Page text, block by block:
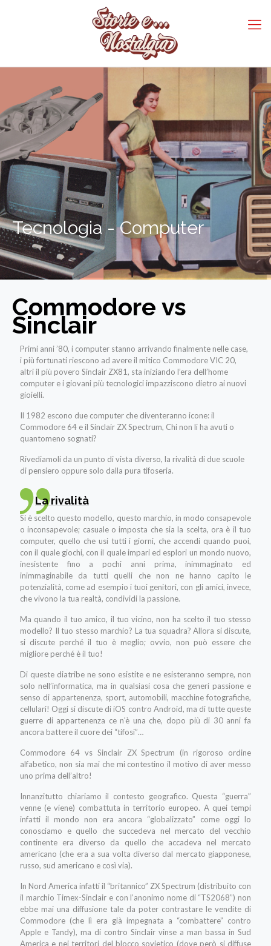
Tecnologia - Computer
Commodore vs
Sinclair
Primi anni ’80, i computer stanno arrivando finalmente nelle case,
i più fortunati riescono ad avere il mitico Commodore VIC 20,
altri il più povero Sinclair ZX81, sta iniziando l’era dell’home
computer e i giovani più tecnologici impazziscono dietro ai nuovi
gioielli.
Il 1982 escono due computer che diventeranno icone: il
Commodore 64 e il Sinclair ZX Spectrum, Chi non li ha avuti o
quantomeno sognati?
Rivediamoli da un punto di vista diverso, la rivalità di due scuole
di pensiero oppure solo dalla pura tifoseria.
La rivalità
Si è scelto questo modello, questo marchio, in modo consapevole
o inconsapevole; casuale o imposta che sia la scelta, ora è il tuo
computer, quello che usi tutti i giorni, che accendi quando puoi,
con il quale giochi, con il quale impari ed esplori un mondo nuovo,
inesistente fino a pochi anni prima, inimmaginato ed
inimmaginabile da tutti quelli che non ne hanno capito le
potenzialità, come ad esempio i tuoi genitori, con gli amici, invece,
che vivono la tua realtà, condividi la passione.
Ma quando il tuo amico, il tuo vicino, non ha scelto il tuo stesso
modello? Il tuo stesso marchio? La tua squadra? Allora si discute,
si discute perché il tuo è meglio; ovvio, non può essere che
migliore perché è il tuo!
Di queste diatribe ne sono esistite e ne esisteranno sempre, non
solo nell’informatica, ma in qualsiasi cosa che generi passione e
senso di appartenenza, sport, automobili, macchine fotografiche,
cellulari! Oggi si discute di iOS contro Android, ma di tutte queste
guerre di appartenenza ce n'è una che, dopo più di 30 anni fa
ancora battere il cuore dei “tifosi”…
Commodore 64 vs Sinclair ZX Spectrum (in rigoroso ordine
alfabetico, non sia mai che mi contestino il motivo di aver messo
uno prima dell’altro!
Innanzitutto chiariamo il contesto geografico. Questa “guerra”
venne (e viene) combattuta in territorio europeo. A quei tempi
infatti il mondo non era ancora “globalizzato” come oggi lo
conosciamo e quello che succedeva nel mercato del vecchio
continente era diverso da quello che accadeva nel mercato
americano (che era a sua volta diverso dal mercato giapponese,
russo, sud americano e così via).
In Nord America infatti il “britannico” ZX Spectrum (distribuito con
il marchio Timex-Sinclair e con l’anonimo nome di “TS2068”) non
ebbe mai una diffusione tale da poter contrastare le vendite di
Commodore (che lì era già impegnata a “combattere” contro
Apple e Tandy), ma di contro Sinclair vinse a man bassa in Sud
America e nei territori del blocco sovietico (dove però si diffuse